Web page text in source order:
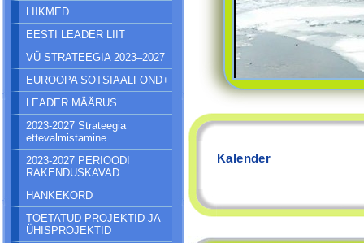
LIIKMED
EESTI LEADER LIIT
VÜ STRATEEGIA 2023–2027
EUROOPA SOTSIAALFOND+
LEADER MÄÄRUS
2023-2027 Strateegia
ettevalmistamine
2023-2027 PERIOODI
RAKENDUSKAVAD
HANKEKORD
TOETATUD PROJEKTID JA
ÜHISPROJEKTID
Kalender